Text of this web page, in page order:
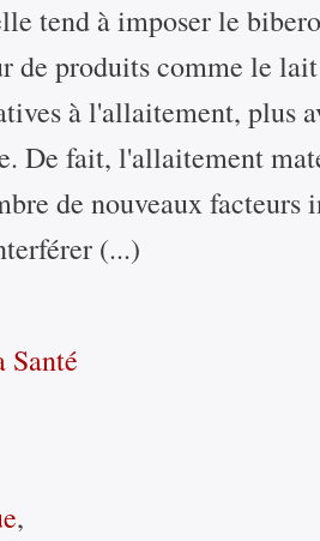
tend à imposer le
de produits comme le
à l'allaitement, plus
De fait, l'allaitement
de nouveaux facteurs
(...)
Santé
,